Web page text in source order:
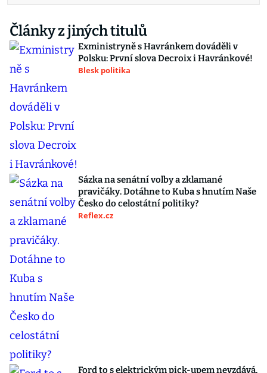
Články z jiných titulů
Exministryně s Havránkem dováděli v
Polsku: První slova Decroix i Havránkové!
Blesk politika
Sázka na senátní volby a zklamané
pravičáky. Dotáhne to Kuba s hnutím Naše
Česko do celostátní politiky?
Reflex.cz
Ford to s elektrickým pick-upem nevzdává.